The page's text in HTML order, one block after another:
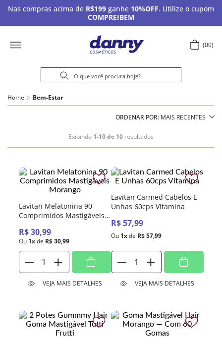
Nas compras acima de R$199 ganhe 10%OFF. Utilize o cupom
COMPREIBEM
00
Home Bem-Estar
ORDENAR POR MAIS RECENTES
Exibindo 1-10 de 10 resultados
Lavitan Melatonina 90
Comprimidos Mastigáveis
R$ 30,99
Ou 1x de R$ 30,99
VEJA MAIS DETALHES
Lavitan Carmed Cabelos E
Unhas 60cps Vitamina
R$57,99
Ou 1xde R$57,99
VEJA MAIS DETALHES